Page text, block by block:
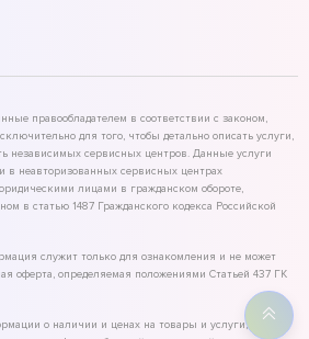
правообладателем в соответствии с законом,
для того, чтобы детально описать услуги,
независимых сервисных центров. Данные услуги
в неавторизованных сервисных центрах
лицами в гражданском обороте,
в статью 1487 Гражданского кодекса Российской
служит только для ознакомления и не может
оферта, определяемая положениями Статьей 437 ГК
о наличии и ценах на товары и услуги,